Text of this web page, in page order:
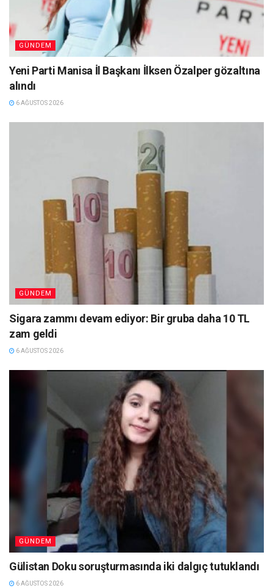
GÜNDEM
Yeni Parti Manisa İl Başkanı İlksen Özalper gözaltına
alındı
6 AĞUSTOS 2026
GÜNDEM
Sigara zammı devam ediyor: Bir gruba daha 10 TL
zam geldi
6 AĞUSTOS 2026
GÜNDEM
Gülistan Doku soruşturmasında iki dalgıç tutuklandı
6 AĞUSTOS 2026